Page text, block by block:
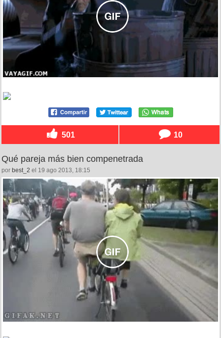
501 10
Qué pareja más bien compenetrada
por best_2 el 19 ago 2013, 18:15